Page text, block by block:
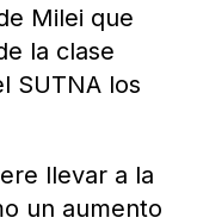
Milei que
la clase
SUTNA los
llevar a la
un aumento